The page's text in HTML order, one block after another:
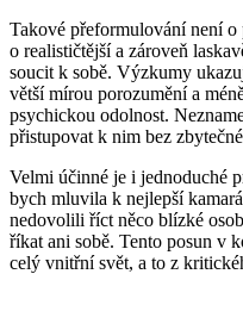
Takové přeformulování není
o realističtější a zároveň
soucit k sobě. Výzkumy
větší mírou porozumění a
psychickou odolnost.
přistupovat k nim bez
Velmi účinné je i jednoduché
bych mluvila k nejlepší
nedovolili říct něco blízké
říkat ani sobě. Tento posun v
celý vnitřní svět, a to z